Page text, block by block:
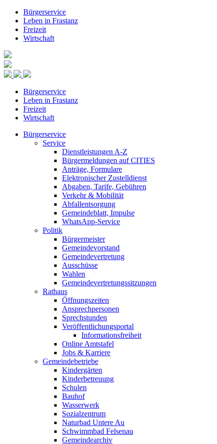
Bürgerservice
Leben in Frastanz
Freizeit
Wirtschaft
Bürgerservice
Leben in Frastanz
Freizeit
Wirtschaft
Bürgerservice
Service
Dienstleistungen A-Z
Bürgermeldungen auf CITIES
Anträge, Formulare
Elektronischer Zustelldienst
Abgaben, Tarife, Gebühren
Verkehr & Mobilität
Abfallentsorgung
Gemeindeblatt, Impulse
WhatsApp-Service
Politik
Bürgermeister
Gemeindevorstand
Gemeindevertretung
Ausschüsse
Wahlen
Gemeindevertretungssitzungen
Rathaus
Öffnungszeiten
Ansprechpersonen
Sprechstunden
Veröffentlichungsportal
Informationsfreiheit
Online Amtstafel
Jobs & Karriere
Gemeindebetriebe
Kindergärten
Kinderbetreuung
Schulen
Bauhof
Wasserwerk
Sozialzentrum
Naturbad Untere Au
Schwimmbad Felsenau
Gemeindearchiv